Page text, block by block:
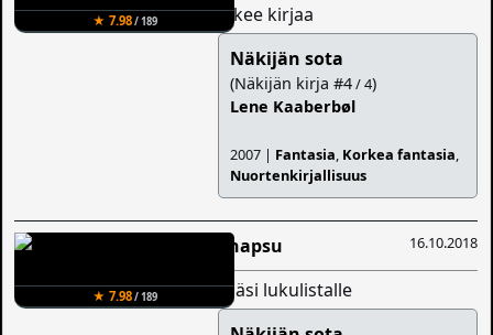
★ 7.98/ 189
lukee kirjaa
Näkijän sota
(Näkijän kirja #4/ 4)
Lene Kaaberbøl
2007 | Fantasia, Korkea fantasia,
Nuortenkirjallisuus
★ 7.98/ 189
16.10.2018
Snapsu
lisäsi lukulistalle